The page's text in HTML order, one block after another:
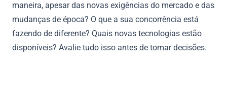
maneira, apesar das novas exigências do mercado e das
mudanças de época? O que a sua concorrência está
fazendo de diferente? Quais novas tecnologias estão
disponíveis? Avalie tudo isso antes de tomar decisões.